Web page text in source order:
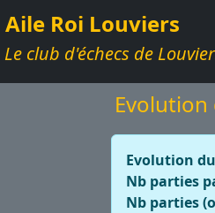
Aile Roi Louviers
Le club d'échecs de
Evolution
Evolution
Nb parties
Nb parties